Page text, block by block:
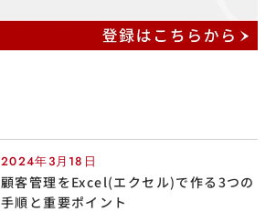
2024年3月18日
顧客管理をExcel(エクセル)で作る3つの
手順と重要ポイント